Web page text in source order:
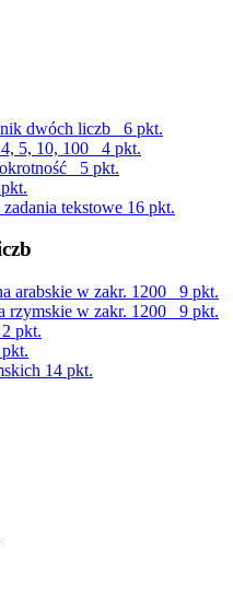
dwóch liczb
6 pkt.
5, 10, 100
4 pkt.
5 pkt.
tekstowe 16 pkt.
arabskie w zakr. 1200
9 pkt.
rzymskie w zakr. 1200
9 pkt.
2 pkt.
14 pkt.